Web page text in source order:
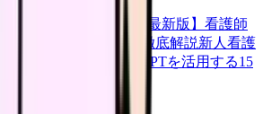
キングTOP5【2026年最新版】 看護師
年度の最新情報を徹底解説新人看護
必至】
看護師がChatGPTを活用する15